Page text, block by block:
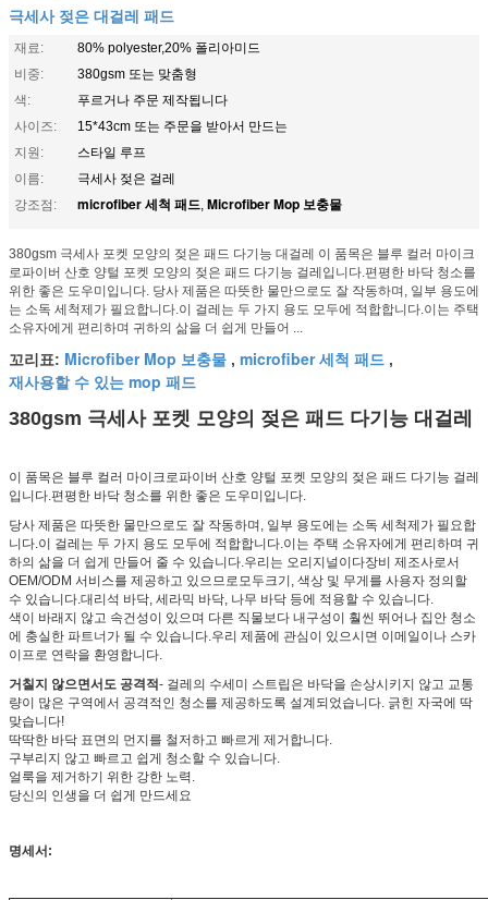
극세사 젖은 대걸레 패드
재료:
80% polyester,20% 폴리아미드
비중:
380gsm 또는 맞춤형
색:
푸르거나 주문 제작됩니다
사이즈:
15*43cm 또는 주문을 받아서 만드는
지원:
스타일 루프
이름:
극세사 젖은 걸레
강조점:
microfiber 세척 패드, Microfiber Mop 보충물
380gsm 극세사 포켓 모양의 젖은 패드 다기능 대걸레 이 품목은 블루 컬러 마이크
로파이버 산호 양털 포켓 모양의 젖은 패드 다기능 걸레입니다.편평한 바닥 청소를
위한 좋은 도우미입니다. 당사 제품은 따뜻한 물만으로도 잘 작동하며, 일부 용도에
는 소독 세척제가 필요합니다.이 걸레는 두 가지 용도 모두에 적합합니다.이는 주택
소유자에게 편리하며 귀하의 삶을 더 쉽게 만들어 ...
꼬리표: Microfiber Mop 보충물 , microfiber 세척 패드 ,
재사용할 수 있는 mop 패드
380gsm 극세사 포켓 모양의 젖은 패드 다기능 대걸레
이 품목은 블루 컬러 마이크로파이버 산호 양털 포켓 모양의 젖은 패드 다기능 걸레
입니다.편평한 바닥 청소를 위한 좋은 도우미입니다.
당사 제품은 따뜻한 물만으로도 잘 작동하며, 일부 용도에는 소독 세척제가 필요합
니다.이 걸레는 두 가지 용도 모두에 적합합니다.이는 주택 소유자에게 편리하며 귀
하의 삶을 더 쉽게 만들어 줄 수 있습니다.우리는 오리지널이다장비 제조사로서
OEM/ODM 서비스를 제공하고 있으므로모두크기, 색상 및 무게를 사용자 정의할
수 있습니다.대리석 바닥, 세라믹 바닥, 나무 바닥 등에 적용할 수 있습니다.
색이 바래지 않고 속건성이 있으며 다른 직물보다 내구성이 훨씬 뛰어나 집안 청소
에 충실한 파트너가 될 수 있습니다.우리 제품에 관심이 있으시면 이메일이나 스카
이프로 연락을 환영합니다.
거칠지 않으면서도 공격적- 걸레의 수세미 스트립은 바닥을 손상시키지 않고 교통
량이 많은 구역에서 공격적인 청소를 제공하도록 설계되었습니다. 긁힌 자국에 딱
맞습니다!
딱딱한 바닥 표면의 먼지를 철저하고 빠르게 제거합니다.
구부리지 않고 빠르고 쉽게 청소할 수 있습니다.
얼룩을 제거하기 위한 강한 노력.
당신의 인생을 더 쉽게 만드세요
명세서: